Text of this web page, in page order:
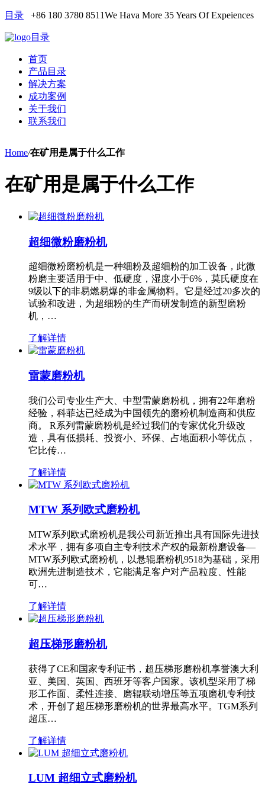
目录 +86 180 3780 8511We Hava More 35 Years Of Expeiences
目录
首页
产品目录
解决方案
成功案例
关于我们
联系我们
Home/在矿用是属于什么工作
在矿用是属于什么工作
超细微粉磨粉机
超细微粉磨粉机是一种细粉及超细粉的加工设备，此微
粉磨主要适用于中、低硬度，湿度小于6%，莫氏硬度在
9级以下的非易燃易爆的非金属物料。它是经过20多次的
试验和改进，为超细粉的生产而研发制造的新型磨粉
机，…
了解详情
雷蒙磨粉机
我们公司专业生产大、中型雷蒙磨粉机，拥有22年磨粉
经验，科菲达已经成为中国领先的磨粉机制造商和供应
商。 R系列雷蒙磨粉机是经过我们的专家优化升级改
造，具有低损耗、投资小、环保、占地面积小等优点，
它比传…
了解详情
MTW 系列欧式磨粉机
MTW系列欧式磨粉机是我公司新近推出具有国际先进技
术水平，拥有多项自主专利技术产权的最新粉磨设备—
MTW系列欧式磨粉机，以悬辊磨粉机9518为基础，采用
欧洲先进制造技术，它能满足客户对产品粒度、性能
可…
了解详情
超压梯形磨粉机
获得了CE和国家专利证书，超压梯形磨粉机享誉澳大利
亚、美国、英国、西班牙等客户国家。该机型采用了梯
形工作面、柔性连接、磨辊联动增压等五项磨机专利技
术，开创了超压梯形磨粉机的世界最高水平。TGM系列
超压…
了解详情
LUM 超细立式磨粉机